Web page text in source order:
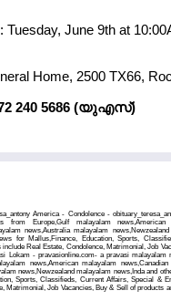
Tuesday, June 9th at
Home, 2500 TX66,
240 5686 (യുഎസ്)
America - Condolence -
from Europe,Gulf malayalam news,American
news,Australia malayalam
for Mallus,Finance, Education, Sports,
Real Estate, Condolence, Matrimonial, Job
Lokam - pravasionline.com- a pravasi malayalam
news,American malayalam news,Canadian
news,Newzealand malayalam news,Inda and
Sports, Classifieds, Current Affairs, Special &
Matrimonial, Job Vacancies, Buy & Sell of products